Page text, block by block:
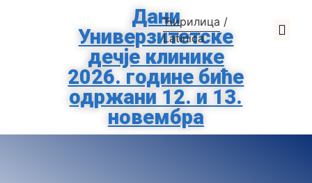
Ћирилица /
Latinica
Дани
Универзитетске
дечје клинике
2026. године биће
одржани 12. и 13.
новембра